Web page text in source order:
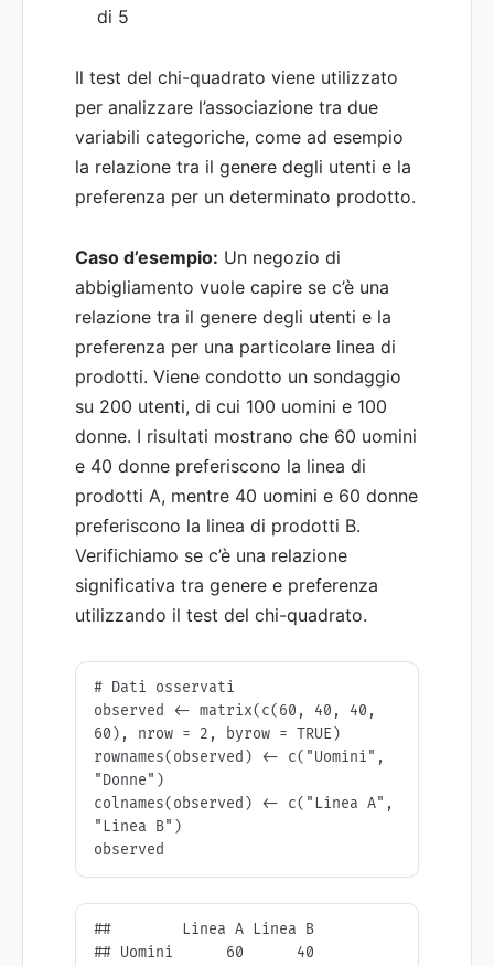
di 5
Il test del chi-quadrato viene utilizzato
per analizzare l’associazione tra due
variabili categoriche, come ad esempio
la relazione tra il genere degli utenti e la
preferenza per un determinato prodotto.
Caso d’esempio: Un negozio di
abbigliamento vuole capire se c’è una
relazione tra il genere degli utenti e la
preferenza per una particolare linea di
prodotti. Viene condotto un sondaggio
su 200 utenti, di cui 100 uomini e 100
donne. I risultati mostrano che 60 uomini
e 40 donne preferiscono la linea di
prodotti A, mentre 40 uomini e 60 donne
preferiscono la linea di prodotti B.
Verifichiamo se c’è una relazione
significativa tra genere e preferenza
utilizzando il test del chi-quadrato.
# Dati osservati
observed <- matrix(c(60, 40, 40,
60), nrow = 2, byrow = TRUE)
rownames(observed) <- c("Uomini",
"Donne")
colnames(observed) <- c("Linea A",
"Linea B")
observed
##        Linea A Linea B
## Uomini      60      40